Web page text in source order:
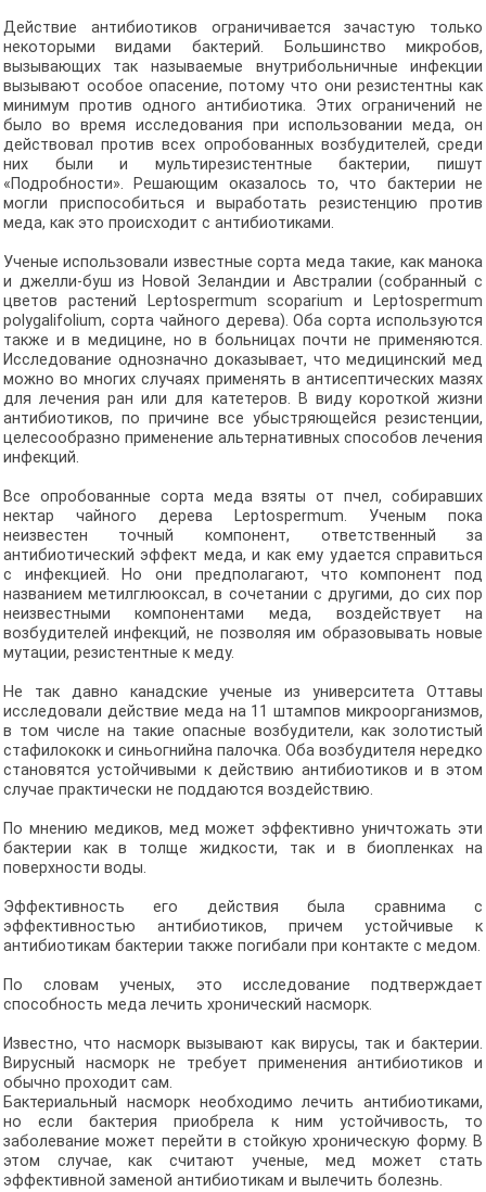
Действие антибиотиков ограничивается зачастую только
некоторыми видами бактерий. Большинство микробов,
вызывающих так называемые внутрибольничные инфекции
вызывают особое опасение, потому что они резистентны как
минимум против одного антибиотика. Этих ограничений не
было во время исследования при использовании меда, он
действовал против всех опробованных возбудителей, среди
них были и мультирезистентные бактерии, пишут
«Подробности». Решающим оказалось то, что бактерии не
могли приспособиться и выработать резистенцию против
меда, как это происходит с антибиотиками.
Ученые использовали известные сорта меда такие, как манока
и джелли-буш из Новой Зеландии и Австралии (собранный с
цветов растений Leptospermum scoparium и Leptospermum
polygalifolium, сорта чайного дерева). Оба сорта используются
также и в медицине, но в больницах почти не применяются.
Исследование однозначно доказывает, что медицинский мед
можно во многих случаях применять в антисептических мазях
для лечения ран или для катетеров. В виду короткой жизни
антибиотиков, по причине все убыстряющейся резистенции,
целесообразно применение альтернативных способов лечения
инфекций.
Все опробованные сорта меда взяты от пчел, собиравших
нектар чайного дерева Leptospermum. Ученым пока
неизвестен точный компонент, ответственный за
антибиотический эффект меда, и как ему удается справиться
с инфекцией. Но они предполагают, что компонент под
названием метилглюоксал, в сочетании с другими, до сих пор
неизвестными компонентами меда, воздействует на
возбудителей инфекций, не позволяя им образовывать новые
мутации, резистентные к меду.
Не так давно канадские ученые из университета Оттавы
исследовали действие меда на 11 штампов микроорганизмов,
в том числе на такие опасные возбудители, как золотистый
стафилококк и синьогнийна палочка. Оба возбудителя нередко
становятся устойчивыми к действию антибиотиков и в этом
случае практически не поддаются воздействию.
По мнению медиков, мед может эффективно уничтожать эти
бактерии как в толще жидкости, так и в биопленках на
поверхности воды.
Эффективность его действия была сравнима с
эффективностью антибиотиков, причем устойчивые к
антибиотикам бактерии также погибали при контакте с медом.
По словам ученых, это исследование подтверждает
способность меда лечить хронический насморк.
Известно, что насморк вызывают как вирусы, так и бактерии.
Вирусный насморк не требует применения антибиотиков и
обычно проходит сам.
Бактериальный насморк необходимо лечить антибиотиками,
но если бактерия приобрела к ним устойчивость, то
заболевание может перейти в стойкую хроническую форму. В
этом случае, как считают ученые, мед может стать
эффективной заменой антибиотикам и вылечить болезнь.